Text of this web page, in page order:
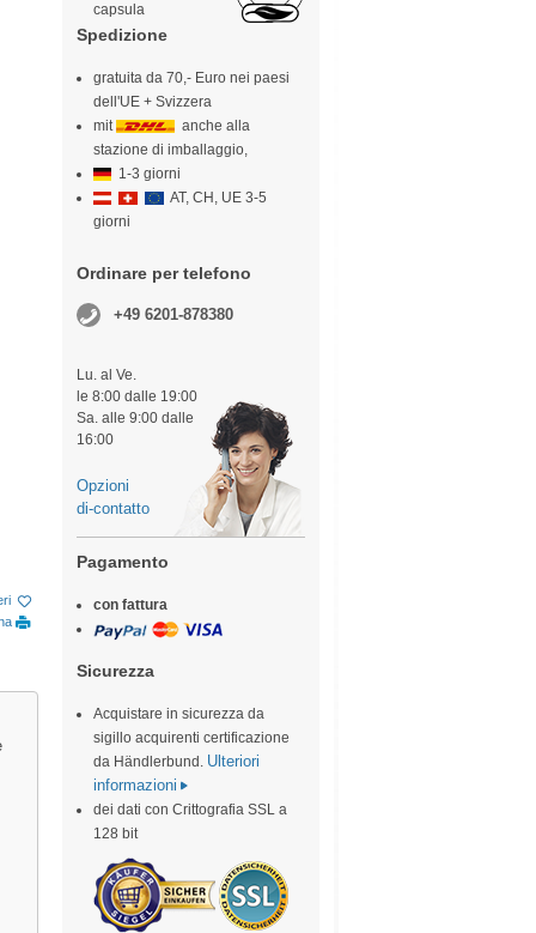
capsula
Spedizione
gratuita da 70,- Euro nei paesi
dell'UE + Svizzera
mit
anche alla
stazione di imballaggio,
1-3 giorni
AT, CH, UE 3-5
giorni
Ordinare per telefono
+49 6201-878380
Lu. al Ve.
le 8:00 dalle 19:00
Sa. alle 9:00 dalle
16:00
Opzioni
di-contatto
Pagamento
con fattura
Sicurezza
Acquistare in sicurezza da
sigillo acquirenti certificazione
da Händlerbund. Ulteriori
informazioni
dei dati con Crittografia SSL a
128 bit